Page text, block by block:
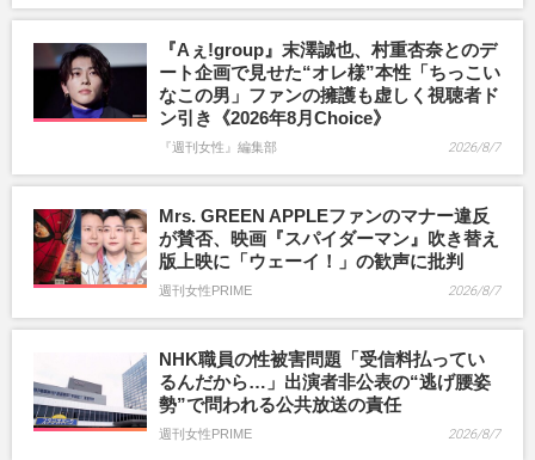
『Aぇ!group』末澤誠也、村重杏奈とのデ
ート企画で見せた“オレ様”本性「ちっこい
なこの男」ファンの擁護も虚しく視聴者ド
ン引き《2026年8月Choice》
『週刊女性』編集部 2026/8/7
Mrs. GREEN APPLEファンのマナー違反
が賛否、映画『スパイダーマン』吹き替え
版上映に「ウェーイ！」の歓声に批判
週刊女性PRIME 2026/8/7
NHK職員の性被害問題「受信料払ってい
るんだから…」出演者非公表の“逃げ腰姿
勢”で問われる公共放送の責任
週刊女性PRIME 2026/8/7